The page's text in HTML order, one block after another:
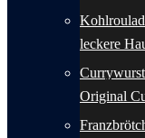
leckere
Original